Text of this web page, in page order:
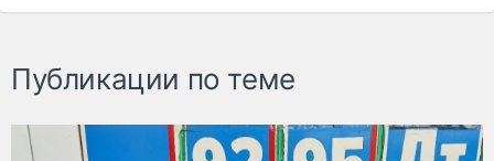
Публикации по теме